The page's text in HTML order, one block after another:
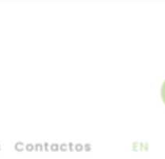
Contactos EN